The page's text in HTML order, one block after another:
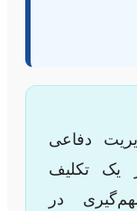
دفاعی
یک تکلیف
در